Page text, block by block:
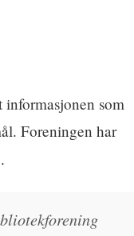
informasjonen som
Foreningen har
.